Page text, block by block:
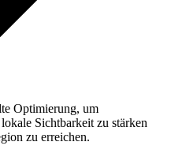
Optimierung, um
Sichtbarkeit zu stärken
zu erreichen.